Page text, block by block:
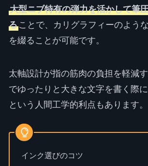
大型ニブ特有の弾力を活かして筆
ることで、カリグラフィーのよう
を綴ることが可能です。
太軸設計が指の筋肉の負担を軽減
でゆったりと大きな文字を書く際
という人間工学的利点もあります。
インク選びのコツ